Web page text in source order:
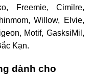
Freemie, Cimilre,
Willow, Elvie,
Motif, GasksiMil,
Kạn.
dành cho